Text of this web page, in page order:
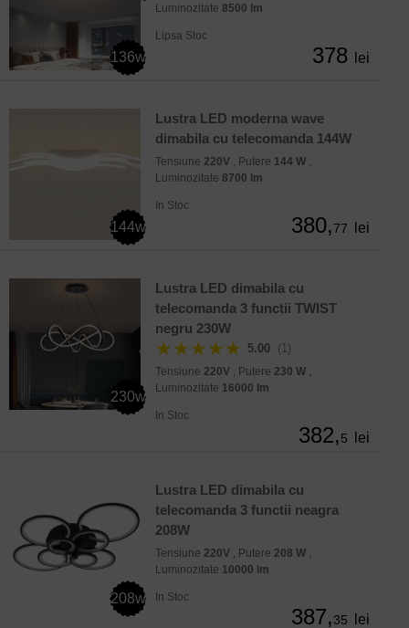
136w
Luminozitate 8500 lm
Lipsa Stoc
378 lei
144w
Lustra LED moderna wave
dimabila cu telecomanda 144W
Tensiune 220V , Putere 144 W ,
Luminozitate 8700 lm
In Stoc
380,77 lei
230w
Lustra LED dimabila cu
telecomanda 3 functii TWIST
negru 230W
★★★★★ 5.00 (1)
Tensiune 220V , Putere 230 W ,
Luminozitate 16000 lm
In Stoc
382,5 lei
208w
Lustra LED dimabila cu
telecomanda 3 functii neagra
208W
Tensiune 220V , Putere 208 W ,
Luminozitate 10000 lm
In Stoc
387,35 lei